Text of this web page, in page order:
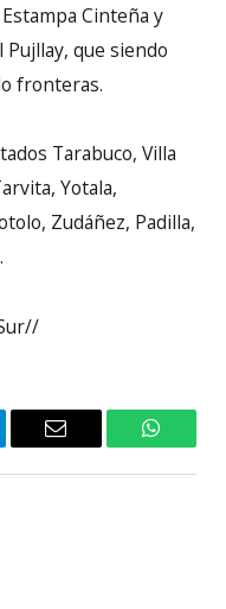
Cinteña y
Pujllay, que siendo
fronteras.
Tarabuco, Villa
Yotala,
Zudáñez, Padilla,
Email